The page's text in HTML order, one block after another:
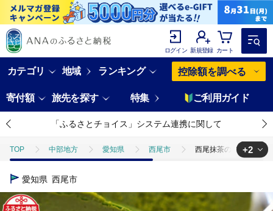
ログイン 新規登録 カート
カテゴリ 地域 ランキング 控除額を調べる
寄付額 旅先を探す 特集 ご利用ガイド
「ふるさとチョイス」システム連携に関して
TOP 中部地方 愛知県 西尾市 西尾抹茶のテリーヌ
TOP
TOP パン・菓子類 洋菓子 ケーキ 西尾抹茶のテリ
+2
愛知県 西尾市